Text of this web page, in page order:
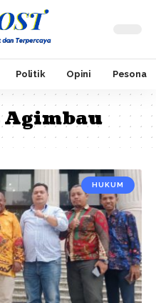
Politik Opini Pesona
HUKUM